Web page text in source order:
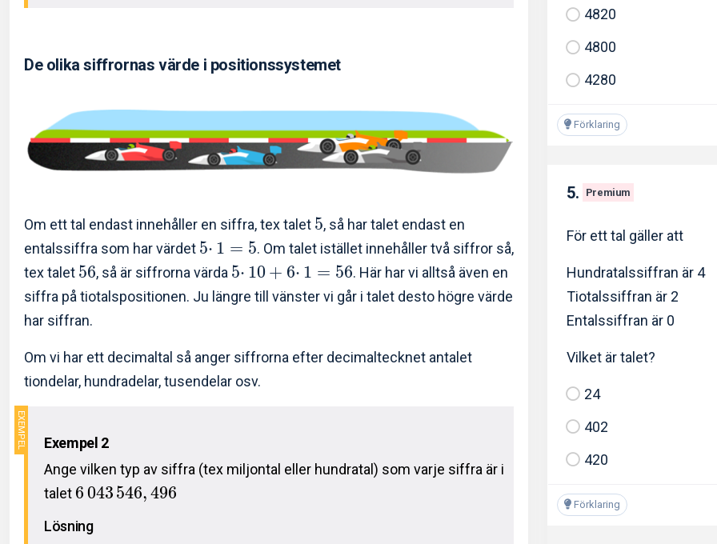
De olika siffrornas värde i positionssystemet
Om ett tal endast innehåller en siffra, tex talet 5, så har talet endast en
entalssiffra som har värdet 5⋅ 1 = 5. Om talet istället innehåller två siffror så,
tex talet 56, så är siffrorna värda 5⋅ 10 + 6⋅ 1 = 56. Här har vi alltså även en
siffra på tiotalspositionen. Ju längre till vänster vi går i talet desto högre värde
har siffran.
Om vi har ett decimaltal så anger siffrorna efter decimaltecknet antalet
tiondelar, hundradelar, tusendelar osv.
Exempel 2
Ange vilken typ av siffra (tex miljontal eller hundratal) som varje siffra är i
talet 6043546,496
Lösning
4820
4800
4280
Förklaring
5. Premium
För ett tal gäller att
Hundratalssiffran är 4
Tiotalssiffran är 2
Entalssiffran är 0
Vilket är talet?
24
402
420
Förklaring